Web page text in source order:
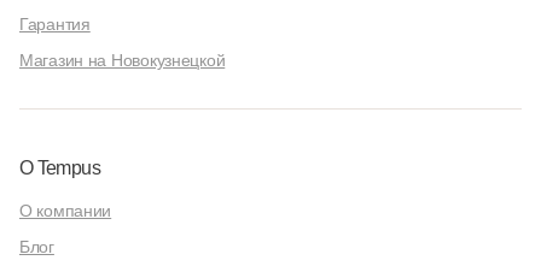
Гарантия
Магазин на Новокузнецкой
О Tempus
О компании
Блог